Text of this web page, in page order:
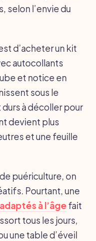
selon l’envie du
d’acheter un kit
autocollants
et notice en
sous le
à décoller pour
devient plus
et une feuille
puériculture, on
Pourtant, une
à l’âge fait
tous les jours,
une table d’éveil